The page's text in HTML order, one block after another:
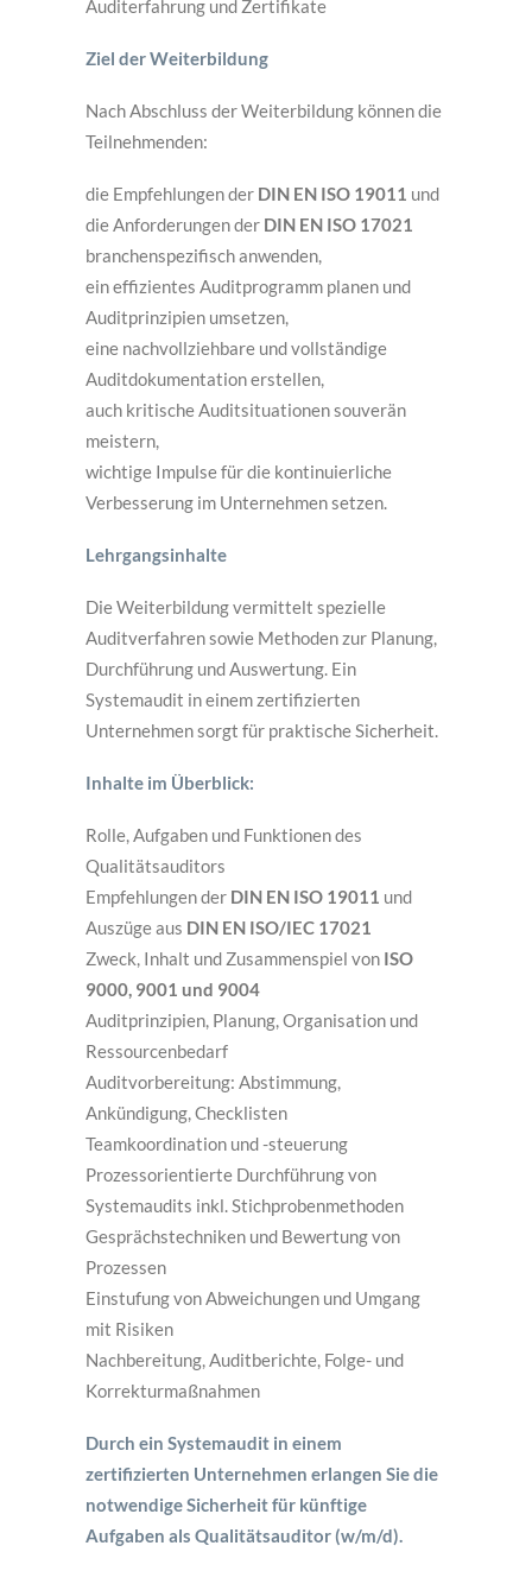
Auditerfahrung und Zertifikate
Ziel der Weiterbildung
Nach Abschluss der Weiterbildung können die
Teilnehmenden:
die Empfehlungen der DIN EN ISO 19011 und
die Anforderungen der DIN EN ISO 17021
branchenspezifisch anwenden,
ein effizientes Auditprogramm planen und
Auditprinzipien umsetzen,
eine nachvollziehbare und vollständige
Auditdokumentation erstellen,
auch kritische Auditsituationen souverän
meistern,
wichtige Impulse für die kontinuierliche
Verbesserung im Unternehmen setzen.
Lehrgangsinhalte
Die Weiterbildung vermittelt spezielle
Auditverfahren sowie Methoden zur Planung,
Durchführung und Auswertung. Ein
Systemaudit in einem zertifizierten
Unternehmen sorgt für praktische Sicherheit.
Inhalte im Überblick:
Rolle, Aufgaben und Funktionen des
Qualitätsauditors
Empfehlungen der DIN EN ISO 19011 und
Auszüge aus DIN EN ISO/IEC 17021
Zweck, Inhalt und Zusammenspiel von ISO
9000, 9001 und 9004
Auditprinzipien, Planung, Organisation und
Ressourcenbedarf
Auditvorbereitung: Abstimmung,
Ankündigung, Checklisten
Teamkoordination und -steuerung
Prozessorientierte Durchführung von
Systemaudits inkl. Stichprobenmethoden
Gesprächstechniken und Bewertung von
Prozessen
Einstufung von Abweichungen und Umgang
mit Risiken
Nachbereitung, Auditberichte, Folge- und
Korrekturmaßnahmen
Durch ein Systemaudit in einem
zertifizierten Unternehmen erlangen Sie die
notwendige Sicherheit für künftige
Aufgaben als Qualitätsauditor (w/m/d).